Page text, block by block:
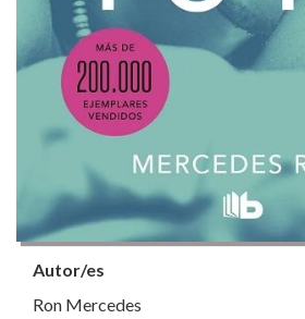
Autor/es
Ron Mercedes